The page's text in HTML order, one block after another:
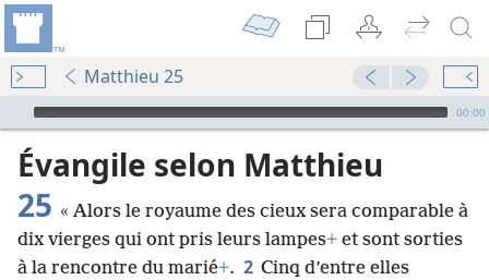
Matthieu 25
Audio Player
00:00
Évangile selon Matthieu
25 « Alors le royaume des cieux sera comparable à
dix vierges qui ont pris leurs lampes+ et sont sorties
à la rencontre du marié+. 2 Cinq d’entre elles